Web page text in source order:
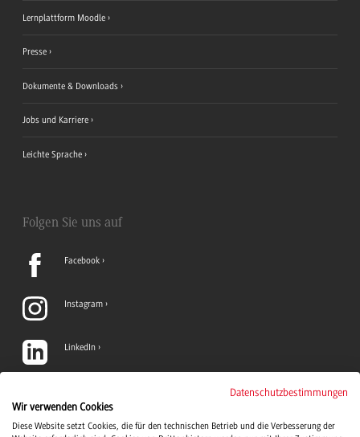
Lernplattform Moodle
Presse
Dokumente & Downloads
Jobs und Karriere
Leichte Sprache
Folgen Sie uns auf
Facebook
Instagram
LinkedIn
YouTube
Datenschutzbestimmungen
Wir verwenden Cookies
Diese Website setzt Cookies, die für den technischen Betrieb und die Verbesserung der